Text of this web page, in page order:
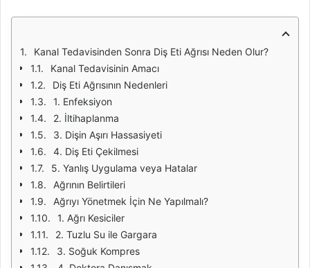
Kanal Tedavisinden Sonra Diş Eti Ağrısı Neden Olur?
Kanal Tedavisinin Amacı
Diş Eti Ağrısının Nedenleri
1. Enfeksiyon
2. İltihaplanma
3. Dişin Aşırı Hassasiyeti
4. Diş Eti Çekilmesi
5. Yanlış Uygulama veya Hatalar
Ağrının Belirtileri
Ağrıyı Yönetmek İçin Ne Yapılmalı?
1. Ağrı Kesiciler
2. Tuzlu Su ile Gargara
3. Soğuk Kompres